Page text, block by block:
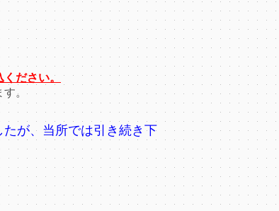
ださい。
。
が、当所では引き続き下